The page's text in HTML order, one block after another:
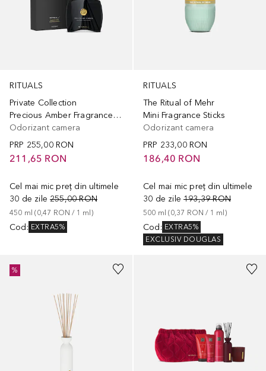
RITUALS
Private Collection
Precious Amber Fragrance Sticks
Odorizant camera
PRP 255,00 RON
211,65 RON
Cel mai mic preț din ultimele
30 de zile 255,00 RON
450 ml (0,47 RON / 1 ml)
Cod : EXTRA5%
RITUALS
The Ritual of Mehr
Mini Fragrance Sticks
Odorizant camera
PRP 233,00 RON
186,40 RON
Cel mai mic preț din ultimele
30 de zile 193,39 RON
500 ml (0,37 RON / 1 ml)
Cod : EXTRA5%
EXCLUSIV DOUGLAS
%